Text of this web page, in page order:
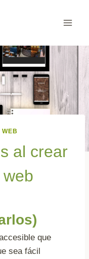
WEB
al crear
que
sea fácil